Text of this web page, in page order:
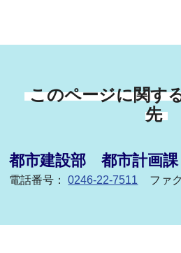
このページに関す
先
都市建設部 都市計画
電話番号：0246-22-7511 ファ